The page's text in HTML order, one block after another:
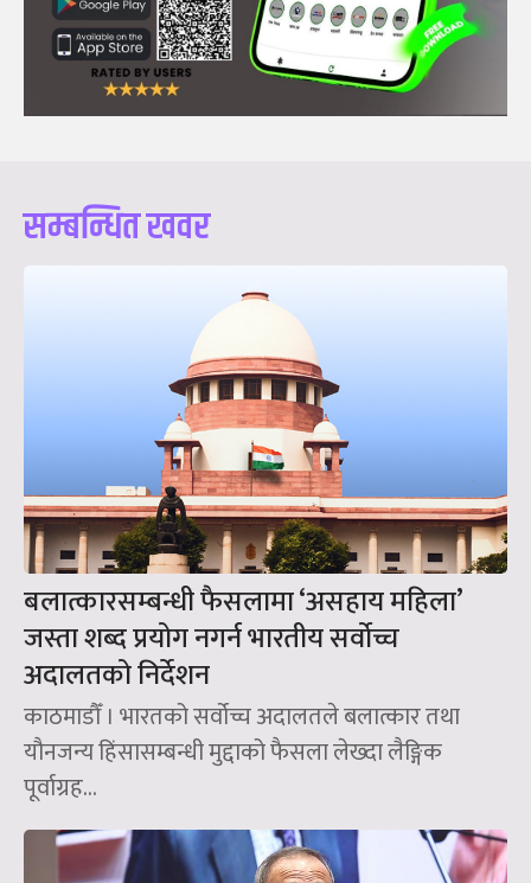
सम्बन्धित खवर
बलात्कारसम्बन्धी फैसलामा ‘असहाय महिला’
जस्ता शब्द प्रयोग नगर्न भारतीय सर्वोच्च
अदालतको निर्देशन
काठमाडौँ । भारतको सर्वोच्च अदालतले बलात्कार तथा
यौनजन्य हिंसासम्बन्धी मुद्दाको फैसला लेख्दा लैङ्गिक
पूर्वाग्रह...